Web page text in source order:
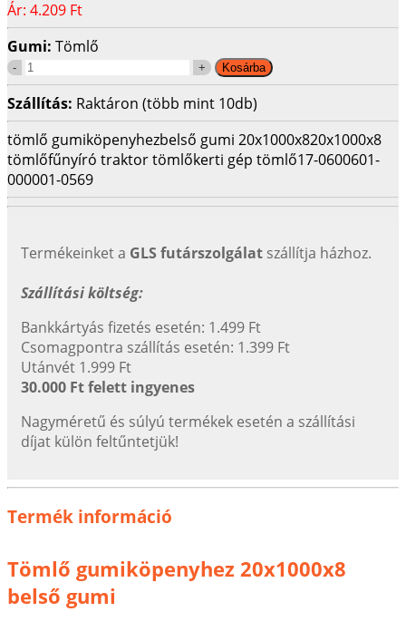
Ár: 4.209 Ft
Gumi: Tömlő
Szállítás: Raktáron (több mint 10db)
tömlő gumiköpenyhezbelső gumi 20x1000x820x1000x8
tömlőfűnyíró traktor tömlőkerti gép tömlő17-0600601-
000001-0569
Termékeinket a GLS futárszolgálat szállítja házhoz.
Szállítási költség:
Bankkártyás fizetés esetén: 1.499 Ft
Csomagpontra szállítás esetén: 1.399 Ft
Utánvét 1.999 Ft
30.000 Ft felett ingyenes
Nagyméretű és súlyú termékek esetén a szállítási
díjat külön feltűntetjük!
Termék információ
Tömlő gumiköpenyhez 20x1000x8
belső gumi